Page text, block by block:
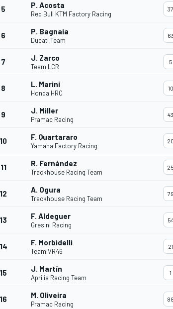
5 P. Acosta
Red Bull KTM Factory Racing
37
6 P. Bagnaia
Ducati Team
63
7 J. Zarco
Team LCR
5
8 L. Marini
Honda HRC
10
9 J. Miller
Pramac Racing
43
10 F. Quartararo
Yamaha Factory Racing
20
11 R. Fernández
Trackhouse Racing Team
25
12 A. Ogura
Trackhouse Racing Team
79
13 F. Aldeguer
Gresini Racing
14 F. Morbidelli
Team VR46
21
15 J. Martín
Aprilia Racing Team
1
16 M. Oliveira
Pramac Racing
88